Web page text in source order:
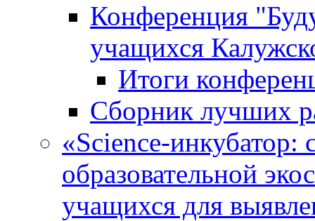
Конференция
учащихся
Итоги
Сборник лучших
«Science-инкубатор:
образовательной
учащихся для